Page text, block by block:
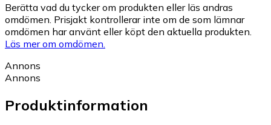
Berätta vad du tycker om produkten eller läs andras
omdömen. Prisjakt kontrollerar inte om de som lämnar
omdömen har använt eller köpt den aktuella produkten.
Läs mer om omdömen.
Annons
Annons
Produktinformation